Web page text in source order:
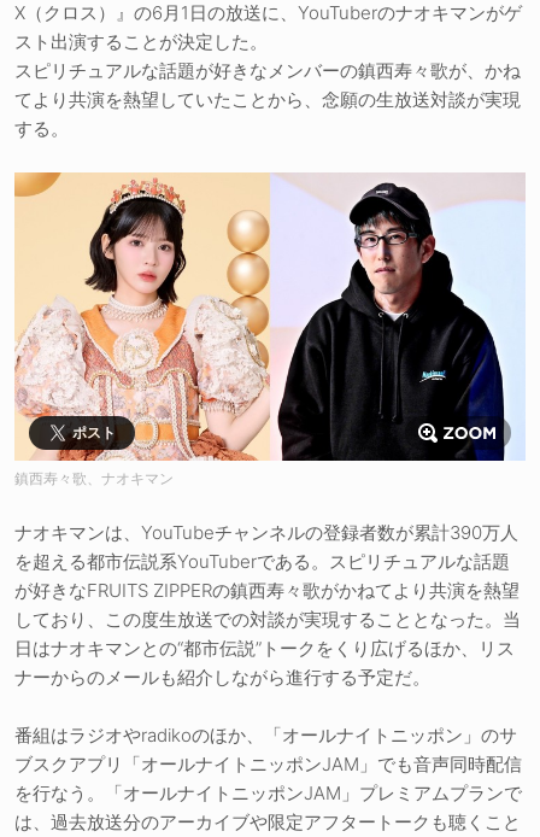
X（クロス）』の6月1日の放送に、YouTuberのナオキマンがゲ
スト出演することが決定した。
スピリチュアルな話題が好きなメンバーの鎮西寿々歌が、かね
てより共演を熱望していたことから、念願の生放送対談が実現
する。
ポスト
鎮西寿々歌、ナオキマン
ナオキマンは、YouTubeチャンネルの登録者数が累計390万人
を超える都市伝説系YouTuberである。スピリチュアルな話題
が好きなFRUITS ZIPPERの鎮西寿々歌がかねてより共演を熱望
しており、この度生放送での対談が実現することとなった。当
日はナオキマンとの“都市伝説”トークをくり広げるほか、リス
ナーからのメールも紹介しながら進行する予定だ。
番組はラジオやradikoのほか、「オールナイトニッポン」のサ
ブスクアプリ「オールナイトニッポンJAM」でも音声同時配信
を行なう。「オールナイトニッポンJAM」プレミアムプランで
は、過去放送分のアーカイブや限定アフタートークも聴くこと